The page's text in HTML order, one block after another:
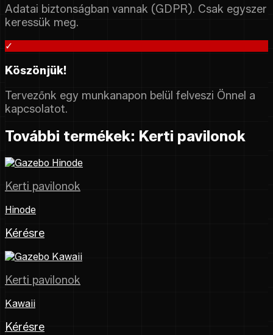
Adatai biztonságban vannak (GDPR). Csak egyszer
keressük meg.
✓
Köszönjük!
Tervezőnk egy munkanapon belül felveszi Önnel a
kapcsolatot.
További termékek: Kerti pavilonok
Kerti pavilonok
Hinode
Kérésre
Kerti pavilonok
Kawaii
Kérésre